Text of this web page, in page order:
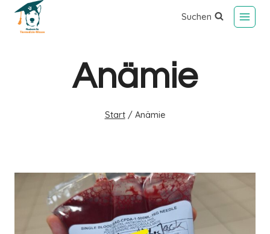
Suchen
Anämie
Start / Anämie